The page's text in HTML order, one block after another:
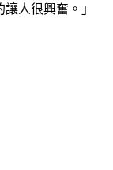
人很興奮。」